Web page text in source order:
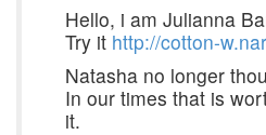
Hello, i am Julianna
Try it http://cotton-
Natasha no longer
In our times that is
it.